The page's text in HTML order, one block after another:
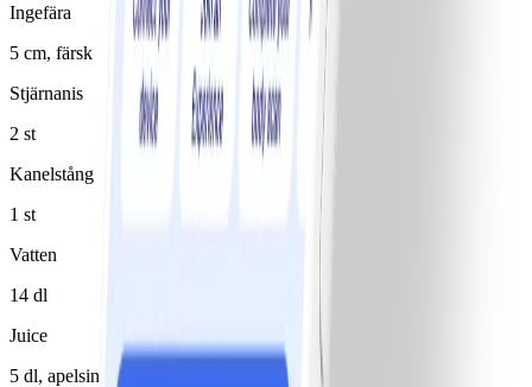
Ingefära
5 cm, färsk
Stjärnanis
2 st
Kanelstång
1 st
Vatten
14 dl
Juice
5 dl, apelsin